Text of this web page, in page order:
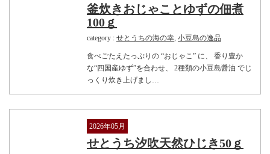
釜炊きおじゃことゆずの佃煮
100ｇ
category : せとうちの海の幸, 小豆島の逸品
食べごたえたっぷりの “おじゃこ” に、 香り豊か
な“四国産ゆず”を合わせ、 2種類の小豆島醤油 でじ
っくり炊き上げまし…
2026年05月
せとうち汐吹天然ひじき50ｇ